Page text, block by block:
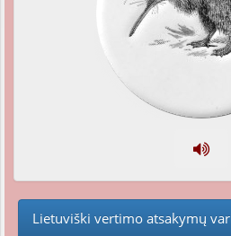
Lietuviški vertimo atsakymų